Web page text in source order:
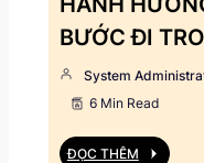
BƯỚC ĐI
System
6 Min Read
ĐỌC THÊM